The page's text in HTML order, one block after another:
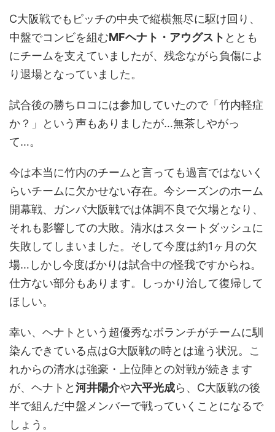
C大阪戦でもピッチの中央で縦横無尽に駆け回り、
中盤でコンビを組むMFヘナト・アウグスト ととも
にチームを支えていましたが、残念ながら負傷によ
り退場となっていました。
試合後の勝ちロコには参加していたので「竹内軽症
か？」という声もありましたが…無茶しやがっ
て…。
今は本当に竹内のチームと言っても過言ではないく
らいチームに欠かせない存在。今シーズンのホーム
開幕戦、ガンバ大阪戦では体調不良で欠場となり、
それも影響しての大敗。清水はスタートダッシュに
失敗してしまいました。そして今度は約1ヶ月の欠
場…しかし今度ばかりは試合中の怪我ですからね。
仕方ない部分もあります。しっかり治して復帰して
ほしい。
幸い、ヘナトという超優秀なボランチがチームに馴
染んできている点はG大阪戦の時とは違う状況。こ
れからの清水は強豪・上位陣との対戦が続きます
が、ヘナトと河井陽介や六平光成ら、C大阪戦の後
半で組んだ中盤メンバーで戦っていくことになるで
しょう。